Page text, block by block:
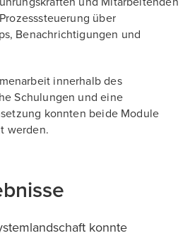
über
Benachrichtigungen und
innerhalb des
Schulungen und eine
konnten beide Module
werden.
konnte